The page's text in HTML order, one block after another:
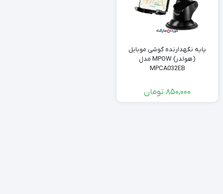
پایه نگهدارنده گوشی موبایل
(هولدر) MPOW مدل
MPCA032EB
850,000 تومان